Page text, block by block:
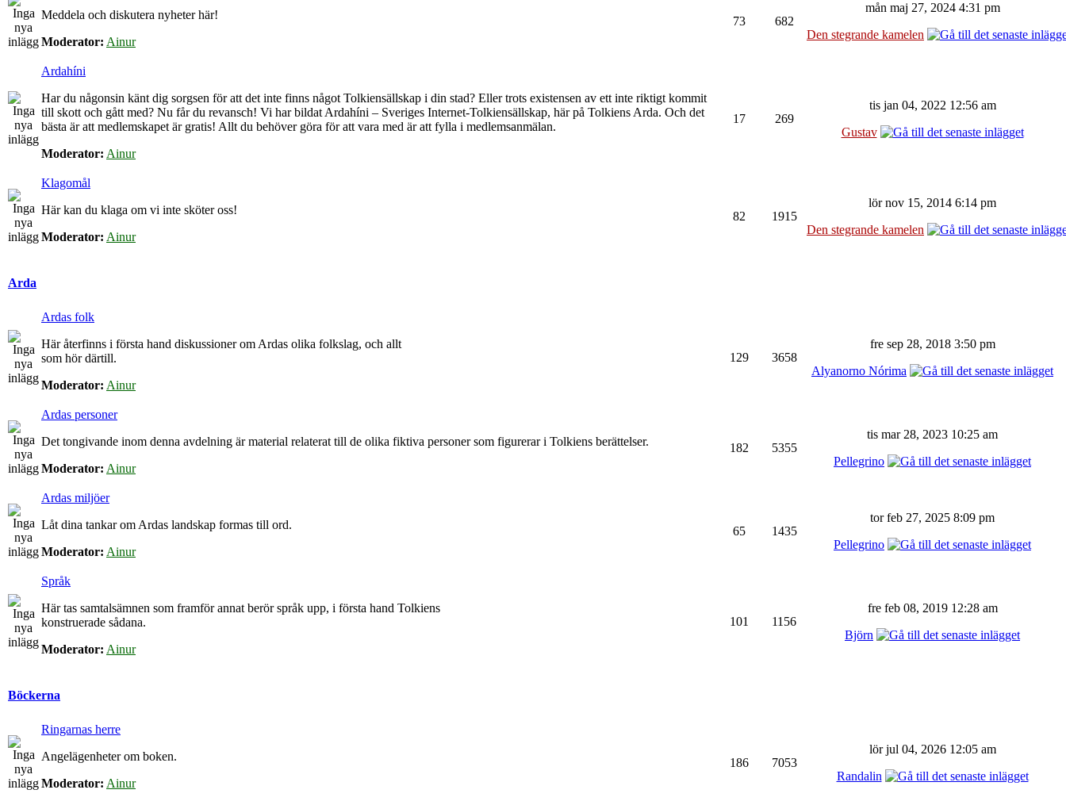
Meddela och diskutera nyheter här!
Moderator: Ainur
73 682
mån maj 27, 2024 4:31 pm
Den stegrande kamelen
Ardahíni
Har du någonsin känt dig sorgsen för att det inte finns något Tolkiensällskap i din stad? Eller trots existensen av ett inte riktigt kommit
till skott och gått med? Nu får du revansch! Vi har bildat Ardahíni – Sveriges Internet-Tolkiensällskap, här på Tolkiens Arda. Och det
bästa är att medlemskapet är gratis! Allt du behöver göra för att vara med är att fylla i medlemsanmälan.
Moderator: Ainur
17 269
tis jan 04, 2022 12:56 am
Gustav
Klagomål
Här kan du klaga om vi inte sköter oss!
Moderator: Ainur
82 1915
lör nov 15, 2014 6:14 pm
Den stegrande kamelen
Arda
Ardas folk
Här återfinns i första hand diskussioner om Ardas olika folkslag, och allt
som hör därtill.
Moderator: Ainur
129 3658
fre sep 28, 2018 3:50 pm
Alyanorno Nórima
Ardas personer
Det tongivande inom denna avdelning är material relaterat till de olika fiktiva personer som figurerar i Tolkiens berättelser.
Moderator: Ainur
182 5355
tis mar 28, 2023 10:25 am
Pellegrino
Ardas miljöer
Låt dina tankar om Ardas landskap formas till ord.
Moderator: Ainur
65 1435
tor feb 27, 2025 8:09 pm
Pellegrino
Språk
Här tas samtalsämnen som framför annat berör språk upp, i första hand Tolkiens
konstruerade sådana.
Moderator: Ainur
101 1156
fre feb 08, 2019 12:28 am
Björn
Böckerna
Ringarnas herre
Angelägenheter om boken.
Moderator: Ainur
186 7053
lör jul 04, 2026 12:05 am
Randalin